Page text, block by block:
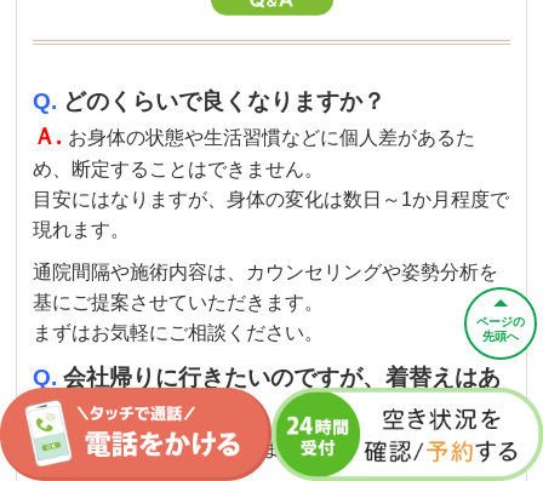
Q. どのくらいで良くなりますか？
Ａ. お身体の状態や生活習慣などに個人差があるた
め、断定することはできません。
目安にはなりますが、身体の変化は数日～1か月程度で
現れます。
通院間隔や施術内容は、カウンセリングや姿勢分析を
基にご提案させていただきます。
まずはお気軽にご相談ください。
Q.会社帰りに行きたいのですが、着替えはあ
りますか？
Ａ. はい、ご用意しております。
ページの
先頭へ